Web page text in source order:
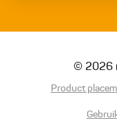
© 2026
Product